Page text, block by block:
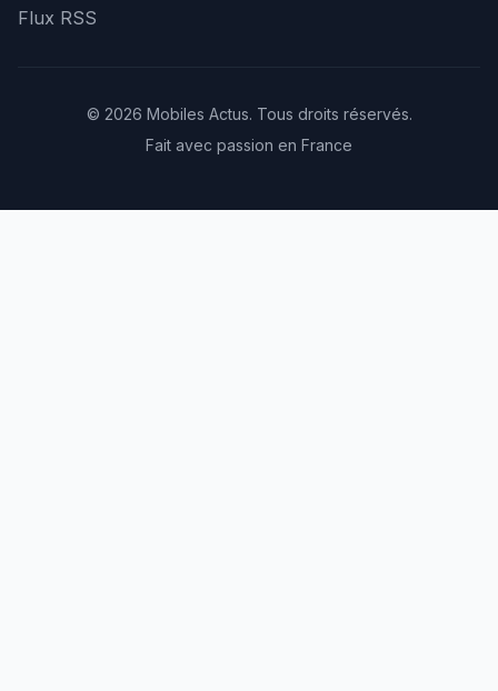
Flux RSS
© 2026 Mobiles Actus. Tous droits réservés.
Fait avec passion en France